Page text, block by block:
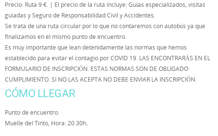
Precio: Ruta 9 €. | El precio de la ruta incluye: Guías especializados, visitas
guiadas y Seguro de Responsabilidad Civil y Accidentes.
Se trata de una ruta circular por lo que no contaremos con autobús ya que
finalizamos en el mismo punto de encuentro.
Es muy importante que lean detenidamente las normas que hemos
establecido para evitar el contagio por COVID 19. LAS ENCONTRARÁS EN EL
FORMULARIO DE INSCRIPCIÓN. ESTAS NORMAS SON DE OBLIGADO
CUMPLIMIENTO. SI NO LAS ACEPTA NO DEBE ENVIAR LA INSCRIPCIÓN.
CÓMO LLEGAR
Punto de encuentro:
Muelle del Tinto, Hora: 20.30h.